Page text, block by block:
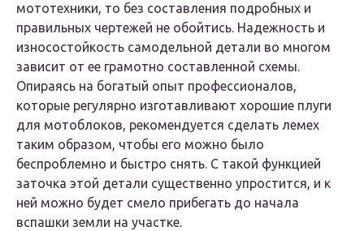
мототехники, то без составления подробных и
правильных чертежей не обойтись. Надежность и
износостойкость самодельной детали во многом
зависит от ее грамотно составленной схемы.
Опираясь на богатый опыт профессионалов,
которые регулярно изготавливают хорошие плуги
для мотоблоков, рекомендуется сделать лемех
таким образом, чтобы его можно было
беспроблемно и быстро снять. С такой функцией
заточка этой детали существенно упростится, и к
ней можно будет смело прибегать до начала
вспашки земли на участке.